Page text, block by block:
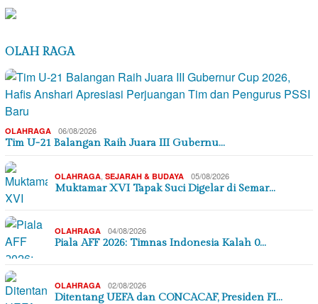
OLAH RAGA
OLAHRAGA 06/08/2026
Tim U-21 Balangan Raih Juara III Gubernu…
OLAHRAGA SEJARAH & BUDAYA 05/08/2026
Muktamar XVI Tapak Suci Digelar di Semar…
OLAHRAGA 04/08/2026
Piala AFF 2026: Timnas Indonesia Kalah 0…
OLAHRAGA 02/08/2026
Ditentang UEFA dan CONCACAF, Presiden FI…